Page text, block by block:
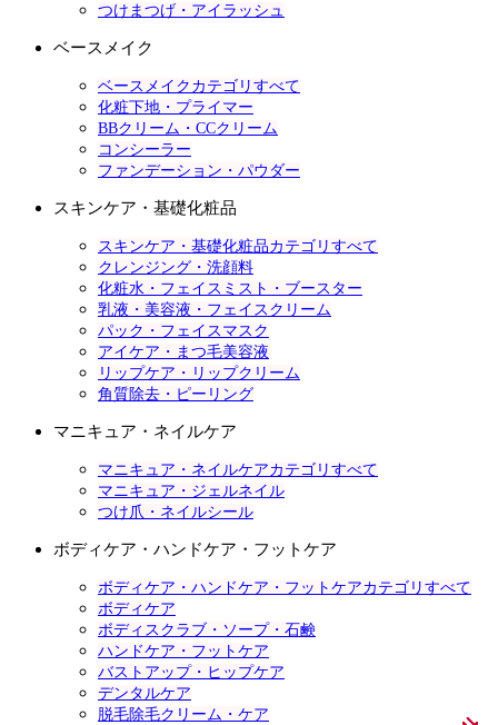
つけまつげ・アイラッシュ
ベースメイク
ベースメイクカテゴリすべて
化粧下地・プライマー
BBクリーム・CCクリーム
コンシーラー
ファンデーション・パウダー
スキンケア・基礎化粧品
スキンケア・基礎化粧品カテゴリすべて
クレンジング・洗顔料
化粧水・フェイスミスト・ブースター
乳液・美容液・フェイスクリーム
パック・フェイスマスク
アイケア・まつ毛美容液
リップケア・リップクリーム
角質除去・ピーリング
マニキュア・ネイルケア
マニキュア・ネイルケアカテゴリすべて
マニキュア・ジェルネイル
つけ爪・ネイルシール
ボディケア・ハンドケア・フットケア
ボディケア・ハンドケア・フットケアカテゴリすべて
ボディケア
ボディスクラブ・ソープ・石鹸
ハンドケア・フットケア
バストアップ・ヒップケア
デンタルケア
脱毛除毛クリーム・ケア